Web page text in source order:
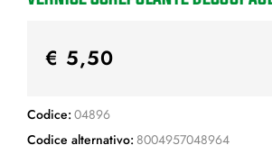
€ 5,50
Codice: 04896
Codice alternativo: 8004957048964